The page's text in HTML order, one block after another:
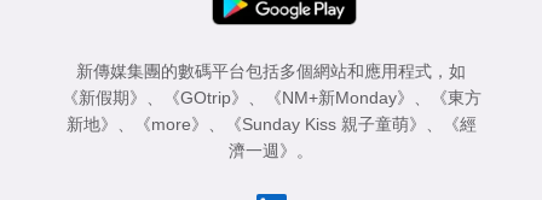
新傳媒集團的數碼平台包括多個網站和應用程式，如
《新假期》
《GOtrip》 《NM+新Monday》
《東方
新地》
《more》 《Sunday Kiss 親子童萌》
《經
濟一週》
。